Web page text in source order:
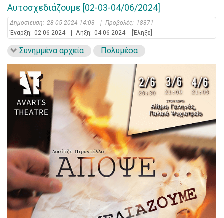
Αυτοσχεδιάζουμε [02-03-04/06/2024]
Δημοσίευση: 28-05-2024 14:03 | Προβολές: 18371
Έναρξη: 02-06-2024 | Λήξη: 04-06-2024 [Έληξε]
Συνημμένα αρχεία Πολυμέσα